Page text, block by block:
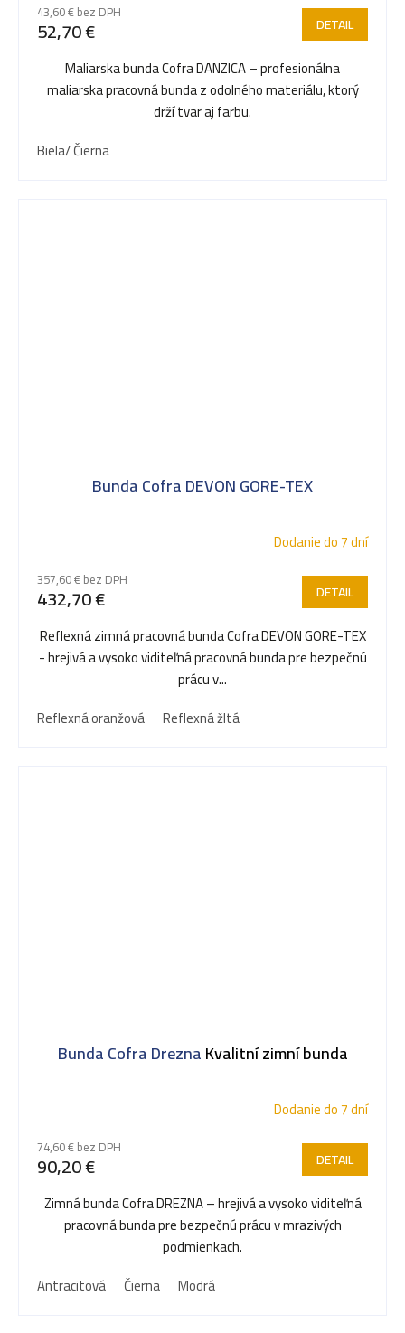
43,60 € bez DPH
52,70 € DETAIL
Maliarska bunda Cofra DANZICA – profesionálna
maliarska pracovná bunda z odolného materiálu, ktorý
drží tvar aj farbu.
Biela/ Čierna
Bunda Cofra DEVON GORE-TEX
Dodanie do 7 dní
357,60 € bez DPH
432,70 € DETAIL
Reflexná zimná pracovná bunda Cofra DEVON GORE-TEX
- hrejivá a vysoko viditeľná pracovná bunda pre bezpečnú
prácu v...
Reflexná oranžová
Reflexná žltá
Bunda Cofra DreznaKvalitní zimní bunda
Dodanie do 7 dní
74,60 € bez DPH
90,20 € DETAIL
Zimná bunda Cofra DREZNA – hrejivá a vysoko viditeľná
pracovná bunda pre bezpečnú prácu v mrazivých
podmienkach.
Antracitová
Čierna Modrá